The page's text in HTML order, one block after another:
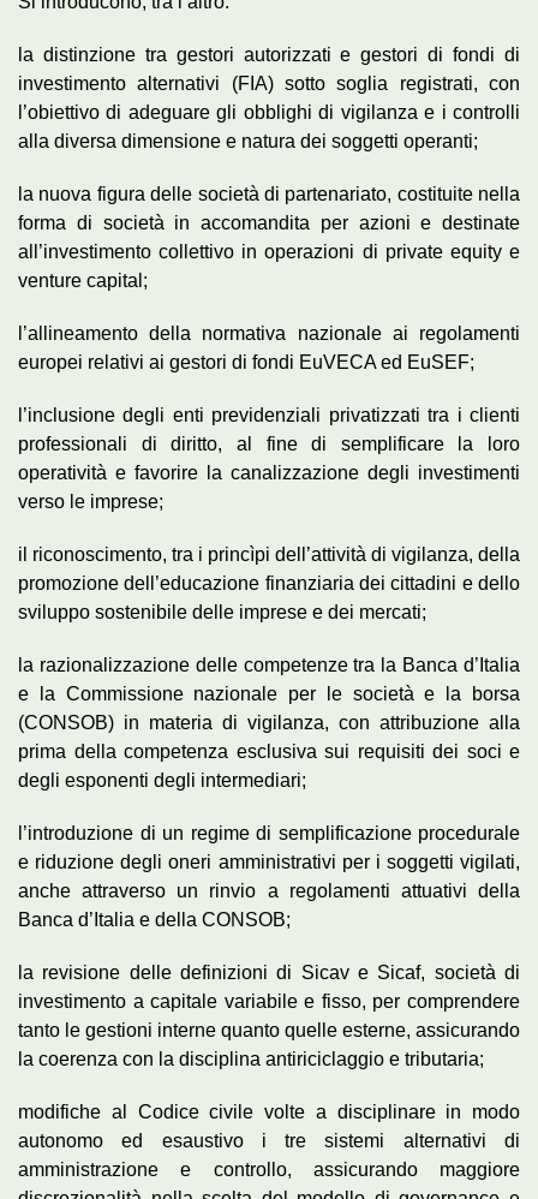
la distinzione tra gestori autorizzati e gestori di fondi di
investimento alternativi (FIA) sotto soglia registrati, con
l’obiettivo di adeguare gli obblighi di vigilanza e i controlli
alla diversa dimensione e natura dei soggetti operanti;
la nuova figura delle società di partenariato, costituite nella
forma di società in accomandita per azioni e destinate
all’investimento collettivo in operazioni di private equity e
venture capital;
l’allineamento della normativa nazionale ai regolamenti
europei relativi ai gestori di fondi EuVECA ed EuSEF;
l’inclusione degli enti previdenziali privatizzati tra i clienti
professionali di diritto, al fine di semplificare la loro
operatività e favorire la canalizzazione degli investimenti
verso le imprese;
il riconoscimento, tra i princìpi dell’attività di vigilanza, della
promozione dell’educazione finanziaria dei cittadini e dello
sviluppo sostenibile delle imprese e dei mercati;
la razionalizzazione delle competenze tra la Banca d’Italia
e la Commissione nazionale per le società e la borsa
(CONSOB) in materia di vigilanza, con attribuzione alla
prima della competenza esclusiva sui requisiti dei soci e
degli esponenti degli intermediari;
l’introduzione di un regime di semplificazione procedurale
e riduzione degli oneri amministrativi per i soggetti vigilati,
anche attraverso un rinvio a regolamenti attuativi della
Banca d’Italia e della CONSOB;
la revisione delle definizioni di Sicav e Sicaf, società di
investimento a capitale variabile e fisso, per comprendere
tanto le gestioni interne quanto quelle esterne, assicurando
la coerenza con la disciplina antiriciclaggio e tributaria;
modifiche al Codice civile volte a disciplinare in modo
autonomo ed esaustivo i tre sistemi alternativi di
amministrazione e controllo, assicurando maggiore